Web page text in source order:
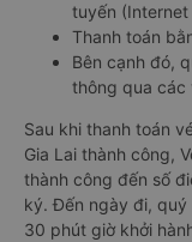
tuyến (Internet
Thanh toán
Bên cạnh đó,
thông qua các
Sau khi thanh toán
Gia Lai thành công,
thành công đến số
ký. Đến ngày đi,
30 phút giờ khởi